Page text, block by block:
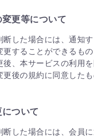
更等について
断した場合には、通知
更することができるも
後、本サービスの利用
更後の規約に同意した
ついて
断した場合には、会員